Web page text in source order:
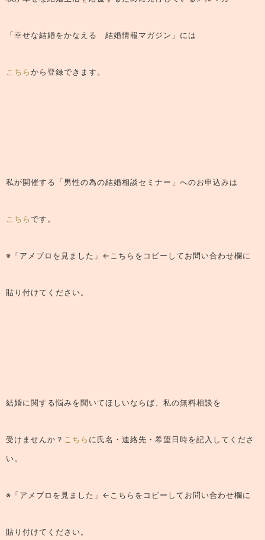
「幸せな結婚をかなえる 結婚情報マガジン」 には
こちらから登録できます。
私が開催する「男性の為の結婚相談セミナー」へのお申込みは
こちらです。
※「アメブロを見ました」←こちらをコピーしてお問い合わせ欄に
貼り付けてください。
結婚に関する悩みを聞いてほしいならば、 私の無料相談を
受けませんか？ こちら に氏名・連絡先・希望日時を記入してくださ
い。
※「アメブロを見ました」←こちらをコピーしてお問い合わせ欄に
貼り付けてください。